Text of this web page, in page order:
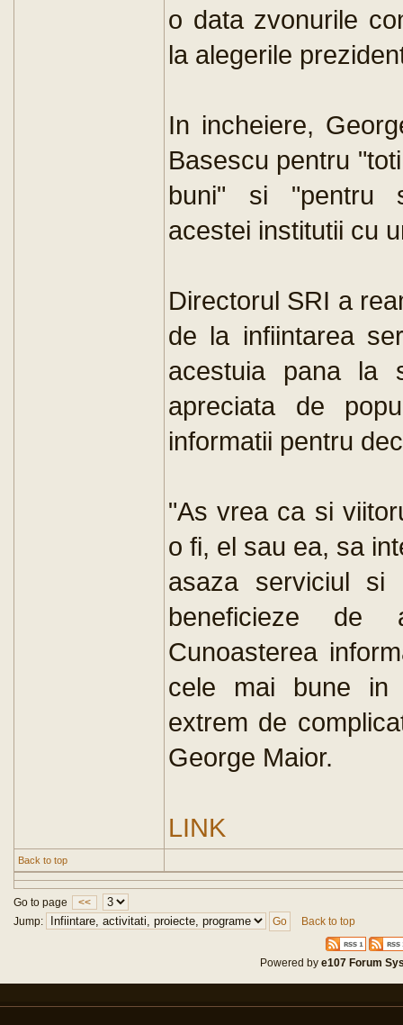
o data zvonurile
la alegerile
In incheiere,
Basescu pentru
buni" si "pentru
acestei institutii cu
Directorul SRI a
de la infiintarea
acestuia pana la
apreciata de
informatii pentru
"As vrea ca si
o fi, el sau ea, sa
asaza serviciul
beneficieze de
Cunoasterea
cele mai bune in
extrem de
George Maior.
LINK
Back to top
Go to page
<<
Jump:
Back to top
Powered bye107 Forum